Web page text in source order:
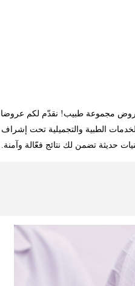
مجموعة طبيب! نقدّم لكم عروضا
والتجميلية تحت إشراف
تضمن لك نتائج فعّالة وآمنة.